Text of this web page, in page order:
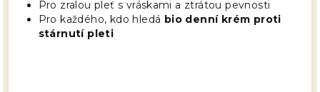
Pro zralou pleť s vráskami a ztrátou pevnosti
Pro každého, kdo hledá bio denní krém proti
stárnutí pleti